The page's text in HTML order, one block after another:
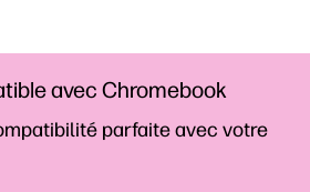
avec Chromebook
parfaite avec votre